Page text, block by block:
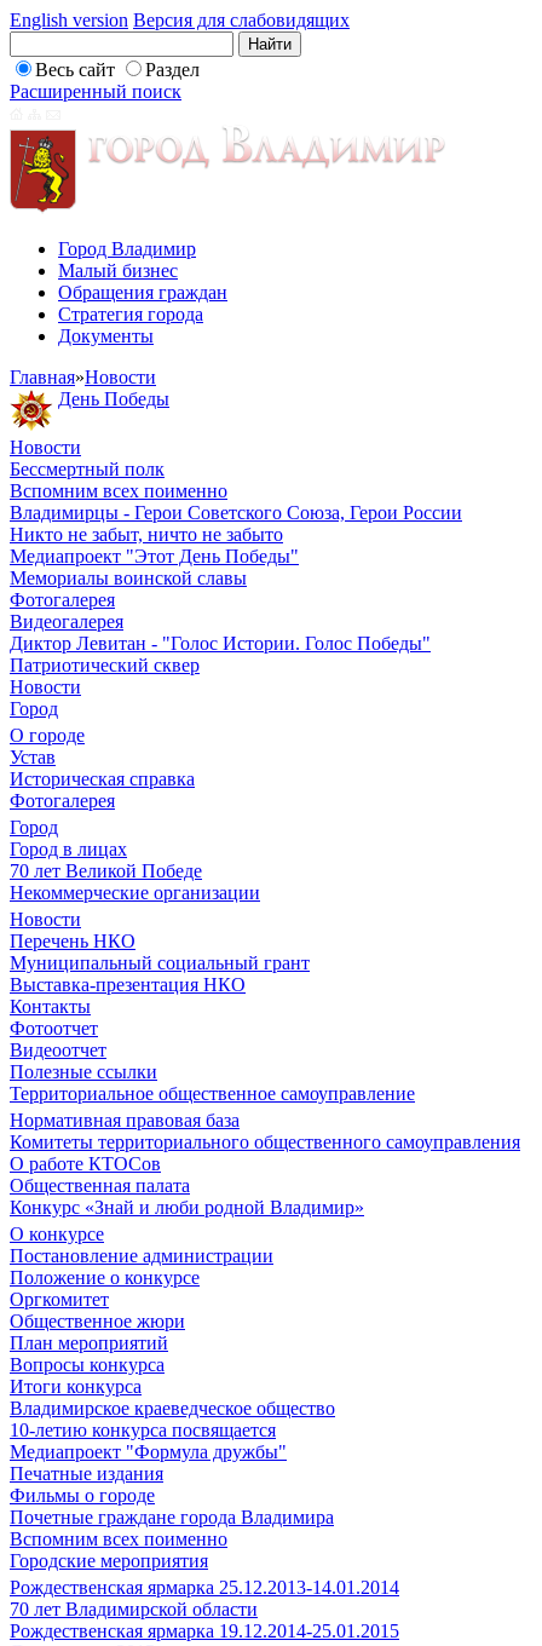
English version Версия для слабовидящих
Весь сайт
Раздел
Расширенный поиск
Город Владимир
Малый бизнес
Обращения граждан
Стратегия города
Документы
Главная»Новости
День Победы
Новости
Бессмертный полк
Вспомним всех поименно
Владимирцы - Герои Советского Союза, Герои России
Никто не забыт, ничто не забыто
Медиапроект "Этот День Победы"
Мемориалы воинской славы
Фотогалерея
Видеогалерея
Диктор Левитан - "Голос Истории. Голос Победы"
Патриотический сквер
Новости
Город
О городе
Устав
Историческая справка
Фотогалерея
Город
Город в лицах
70 лет Великой Победе
Некоммерческие организации
Новости
Перечень НКО
Муниципальный социальный грант
Выставка-презентация НКО
Контакты
Фотоотчет
Видеоотчет
Полезные ссылки
Территориальное общественное самоуправление
Нормативная правовая база
Комитеты территориального общественного самоуправления
О работе КТОСов
Общественная палата
Конкурс «Знай и люби родной Владимир»
О конкурсе
Постановление администрации
Положение о конкурсе
Оргкомитет
Общественное жюри
План мероприятий
Вопросы конкурса
Итоги конкурса
Владимирское краеведческое общество
10-летию конкурса посвящается
Медиапроект "Формула дружбы"
Печатные издания
Фильмы о городе
Почетные граждане города Владимира
Вспомним всех поименно
Городские мероприятия
Рождественская ярмарка 25.12.2013-14.01.2014
70 лет Владимирской области
Рождественская ярмарка 19.12.2014-25.01.2015